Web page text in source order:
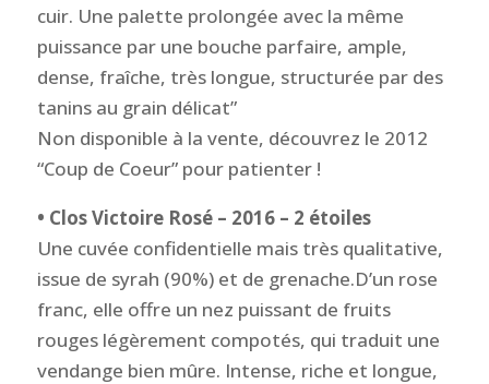
cuir. Une palette prolongée avec la même
puissance par une bouche parfaire, ample,
dense, fraîche, très longue, structurée par des
tanins au grain délicat”
Non disponible à la vente, découvrez le 2012
“Coup de Coeur” pour patienter !
• Clos Victoire Rosé – 2016 – 2 étoiles
Une cuvée confidentielle mais très qualitative,
issue de syrah (90%) et de grenache.D’un rose
franc, elle offre un nez puissant de fruits
rouges légèrement compotés, qui traduit une
vendange bien mûre. Intense, riche et longue,